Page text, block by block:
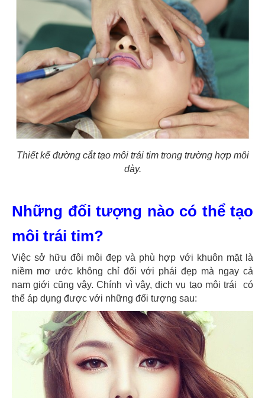
Thiết kế đường cắt tạo môi trái tim trong trường hợp môi
dày.
Những đối tượng nào có thể tạo
môi trái tim?
Việc sở hữu đôi môi đẹp và phù hợp với khuôn mặt là
niềm mơ ước không chỉ đối với phái đẹp mà ngay cả
nam giới cũng vậy. Chính vì vậy, dịch vụ tạo môi trái có
thể áp dụng được với những đối tượng sau: